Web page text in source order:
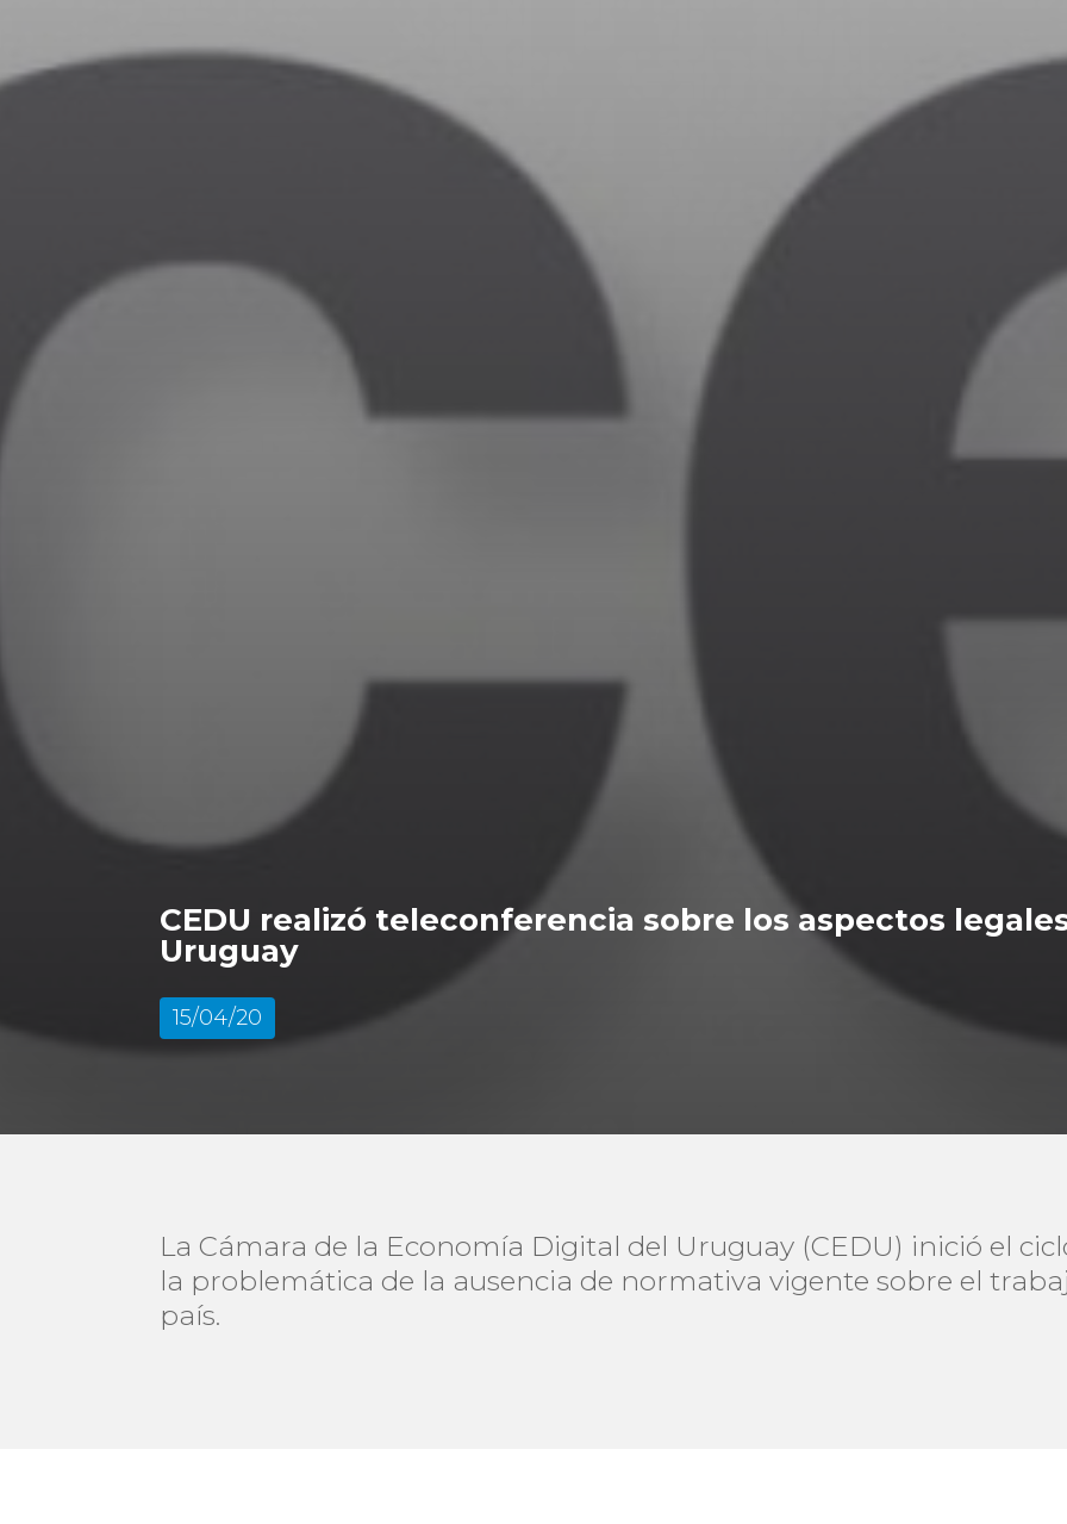
CEDU realizó teleconferencia sobre los aspectos
Uruguay
15/04/20
La Cámara de la Economía Digital del Uruguay (CEDU) inició el
la problemática de la ausencia de normativa vigente sobre el
país.